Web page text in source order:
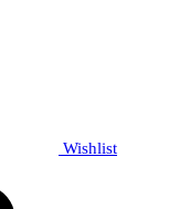
Wishlist